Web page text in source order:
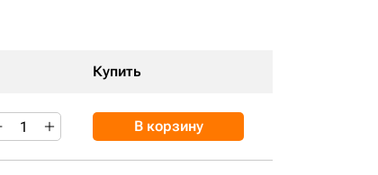
Купить
В корзину